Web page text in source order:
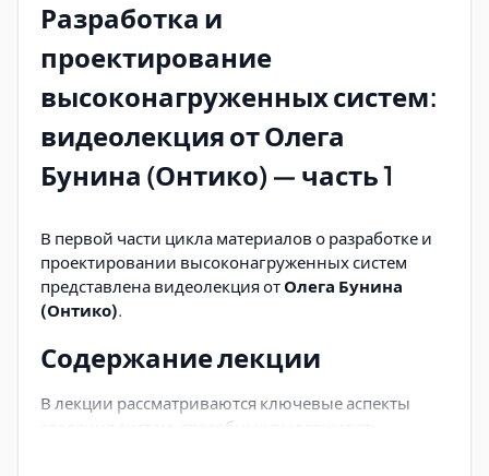
Разработка и
проектирование
высоконагруженных систем:
видеолекция от Олега
Бунина (Онтико) — часть 1
В первой части цикла материалов о разработке и
проектировании высоконагруженных систем
представлена видеолекция от Олега Бунина
(Онтико).
Содержание лекции
В лекции рассматриваются ключевые аспекты
создания систем, способных выдерживать